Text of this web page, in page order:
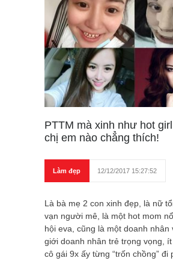
PTTM mà xinh như hot
chị em nào chẳng thích!
Làm đẹp 12/12/2017 15:27:52
Là bà mẹ 2 con xinh đẹp, là nữ
vạn người mê, là một hot mom
hội eva, cũng là một doanh nhân
giới doanh nhân trẻ trọng vọng,
cô gái 9x ấy từng “trốn chồng” đi